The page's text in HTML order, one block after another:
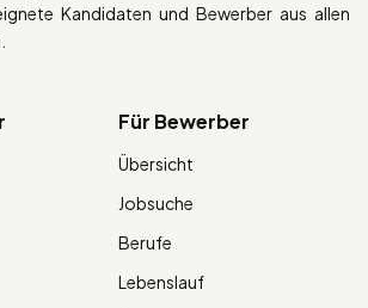
Kandidaten und Bewerber aus allen
Für Bewerber
Übersicht
Jobsuche
Berufe
Lebenslauf